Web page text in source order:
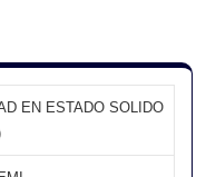
EN ESTADO SOLIDO